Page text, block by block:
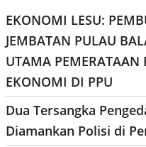
EKONOMI LESU:
JEMBATAN PULAU
UTAMA PEMERATAAN
EKONOMI DI PPU
Dua Tersangka
Diamankan Polisi di